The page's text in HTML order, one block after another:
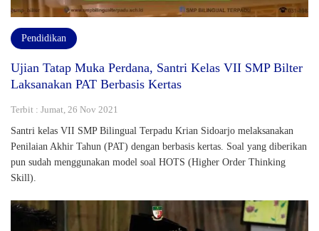
Pendidikan
Ujian Tatap Muka Perdana, Santri Kelas VII SMP Bilter
Laksanakan PAT Berbasis Kertas
Terbit : Jumat, 26 Nov 2021
Santri kelas VII SMP Bilingual Terpadu Krian Sidoarjo melaksanakan
Penilaian Akhir Tahun (PAT) dengan berbasis kertas. Soal yang diberikan
pun sudah menggunakan model soal HOTS (Higher Order Thinking
Skill).